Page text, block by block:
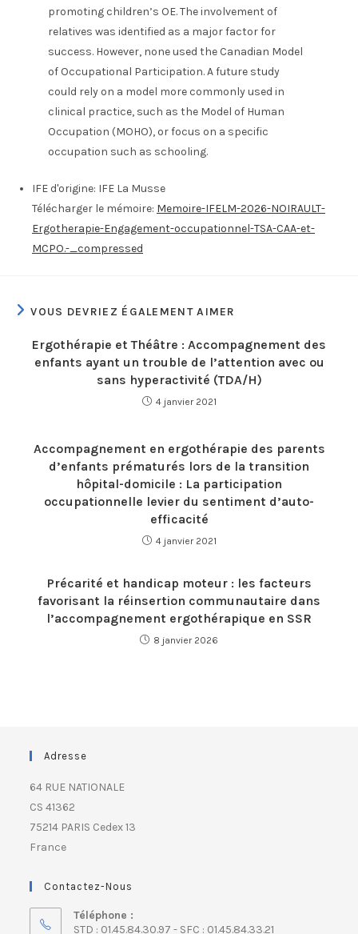
promoting children’s OE. The involvement of
relatives was identified as a major factor for
success. However, none used the Canadian Model
of Occupational Participation. A future study
could rely on a model more commonly used in
clinical practice, such as the Model of Human
Occupation (MOHO), or focus on a specific
occupation such as schooling.
IFE d'origine: IFE La Musse
Télécharger le mémoire: Memoire-IFELM-2026-NOIRAULT-
Ergotherapie-Engagement-occupationnel-TSA-CAA-et-
MCPO.-_compressed
VOUS DEVRIEZ ÉGALEMENT AIMER
Ergothérapie et Théâtre : Accompagnement des
enfants ayant un trouble de l’attention avec ou
sans hyperactivité (TDA/H)
4 janvier 2021
Accompagnement en ergothérapie des parents
d’enfants prématurés lors de la transition
hôpital-domicile : La participation
occupationnelle levier du sentiment d’auto-
efficacité
4 janvier 2021
Précarité et handicap moteur : les facteurs
favorisant la réinsertion communautaire dans
l’accompagnement ergothérapique en SSR
8 janvier 2026
Adresse
64 RUE NATIONALE
CS 41362
75214 PARIS Cedex 13
France
Contactez-Nous
Téléphone :
STD : 01.45.84.30.97 - SFC : 01.45.84.33.21